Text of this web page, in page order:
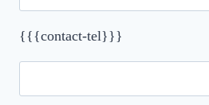
{{{contact-tel}}}